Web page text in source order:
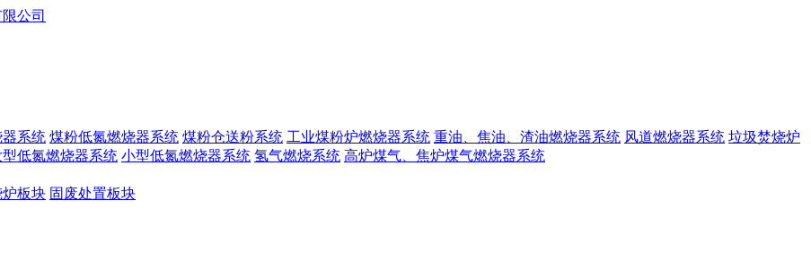
系统 煤粉低氮燃烧器系统 煤粉仓送粉系统 工业煤粉炉燃烧器系统 重油、焦油、渣油燃烧器系统 风道燃烧器系统 垃圾焚烧炉
型低氮燃烧器系统 小型低氮燃烧器系统 氢气燃烧系统 高炉煤气、焦炉煤气燃烧器系统
板块 固废处置板块